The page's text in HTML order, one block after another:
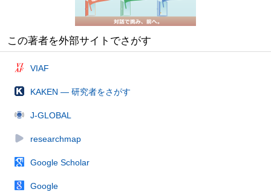
この著者を外部サイトでさがす
VIAF
KAKEN — 研究者をさがす
J-GLOBAL
researchmap
Google Scholar
Google